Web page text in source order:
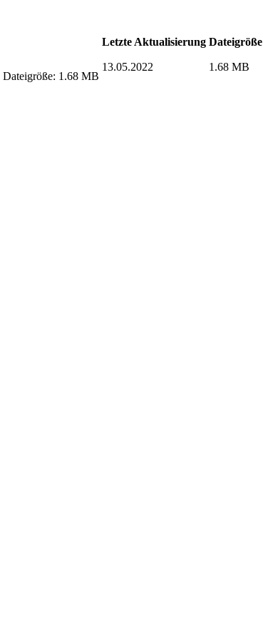
Letzte Aktualisierung Dateigröße
Dateigröße: 1.68 MB
13.05.2022 1.68 MB